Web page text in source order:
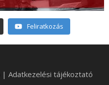
Feliratkozás
| Adatkezelési tájékoztató